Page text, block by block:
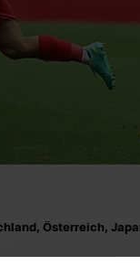
Österreich,
der Saison sind